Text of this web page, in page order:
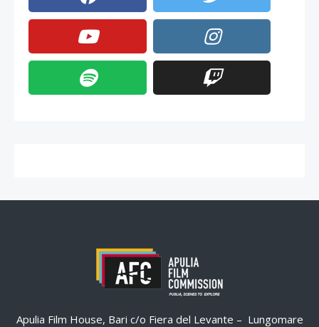
Apulia Film House, Bari c/o Fiera del Levante – Lungomare